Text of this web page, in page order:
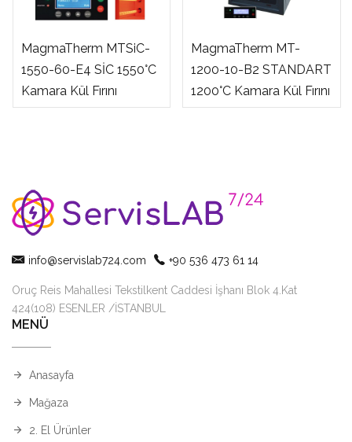
MagmaTherm MTSiC-
1550-60-E4 SİC 1550°C
Kamara Kül Fırını
MagmaTherm MT-
1200-10-B2 STANDART
1200°C Kamara Kül Fırını
info@servislab724.com +90 536 473 61 14
Oruç Reis Mahallesi Tekstilkent Caddesi İşhanı Blok 4.Kat
424(108) ESENLER /İSTANBUL
MENÜ
Anasayfa
Mağaza
2. El Ürünler